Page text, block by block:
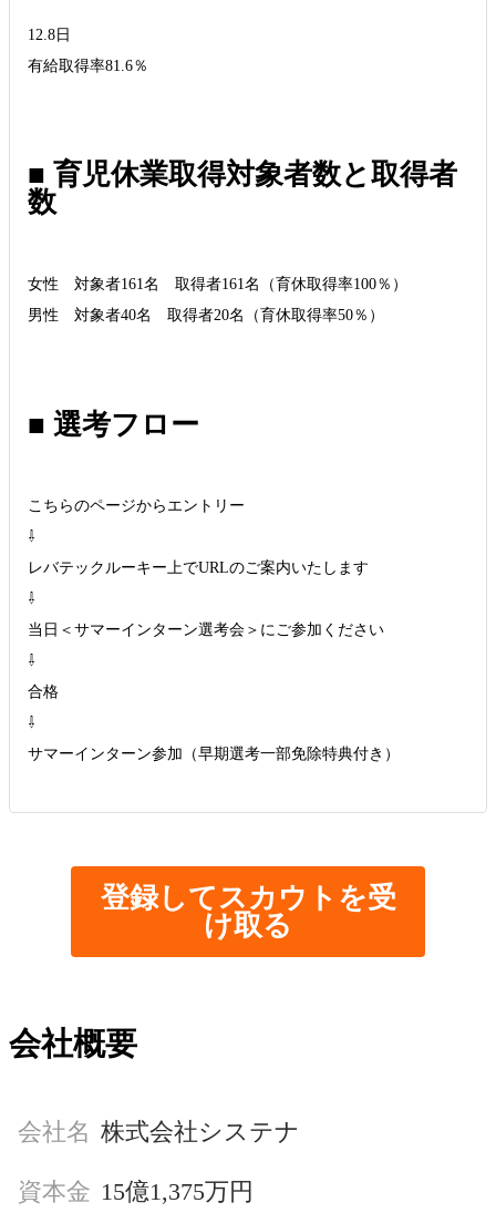
12.8日
有給取得率81.6％
■ 育児休業取得対象者数と取得者
数
女性 対象者161名 取得者161名（育休取得率100％）
男性 対象者40名 取得者20名（育休取得率50％）
■ 選考フロー
こちらのページからエントリー
⇩
レバテックルーキー上でURLのご案内いたします
⇩
当日＜サマーインターン選考会＞にご参加ください
⇩
合格
⇩
サマーインターン参加（早期選考一部免除特典付き）
登録してスカウトを受
け取る
会社概要
会社名 株式会社システナ
資本金 15億1,375万円